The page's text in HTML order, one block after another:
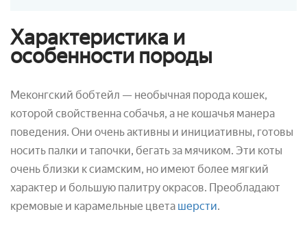
Характеристика и
особенности породы
Меконгский бобтейл — необычная порода кошек,
которой свойственна собачья, а не кошачья манера
поведения. Они очень активны и инициативны, готовы
носить палки и тапочки, бегать за мячиком. Эти коты
очень близки к сиамским, но имеют более мягкий
характер и большую палитру окрасов. Преобладают
кремовые и карамельные цвета шерсти.